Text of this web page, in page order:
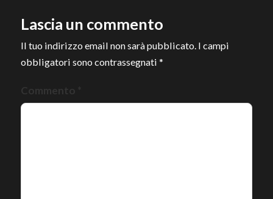
Lascia un commento
Il tuo indirizzo email non sarà pubblicato. I campi
obbligatori sono contrassegnati *
Commento